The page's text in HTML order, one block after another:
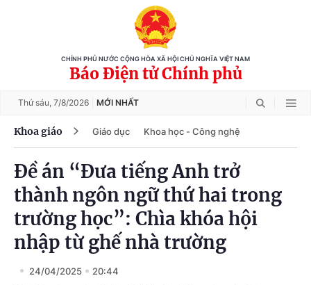
CHÍNH PHỦ NƯỚC CỘNG HÒA XÃ HỘI CHỦ NGHĨA VIỆT NAM
Báo Điện tử Chính phủ
Thứ sáu, 7/8/2026 MỚI NHẤT
Khoa giáo Giáo dục Khoa học - Công nghệ
Đề án “Đưa tiếng Anh trở
thành ngôn ngữ thứ hai trong
trường học”: Chìa khóa hội
nhập từ ghế nhà trường
24/04/2025 20:44